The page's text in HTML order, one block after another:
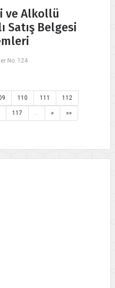
ve Alkollü
Satış Belgesi
No: 124
110 111 112
117 … » »»